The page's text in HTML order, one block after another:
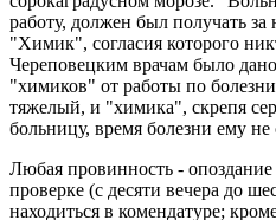
работу, должен был получать
"Химик", согласия которого
Череповецким врачам было
"химиков" от работы по
тяжелый, и "химика", скрепя
больницу, время болезни ему не
Любая провинность -
проверке (с десяти вечера до
находиться в комендатуре;